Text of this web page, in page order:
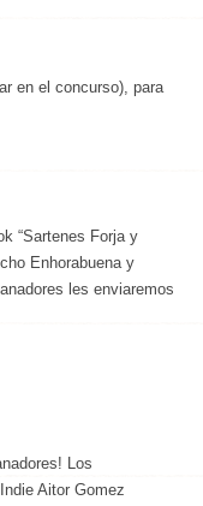
en el concurso), para
“Sartenes Forja y
Enhorabuena y
les enviaremos
Los
Aitor Gomez